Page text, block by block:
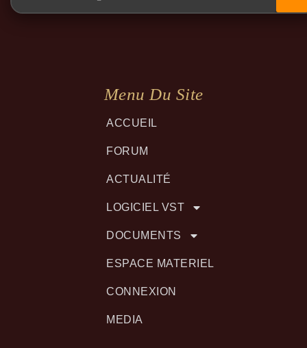
Menu Du Site
ACCUEIL
FORUM
ACTUALITÉ
LOGICIEL VST
DOCUMENTS
ESPACE MATERIEL
CONNEXION
MEDIA